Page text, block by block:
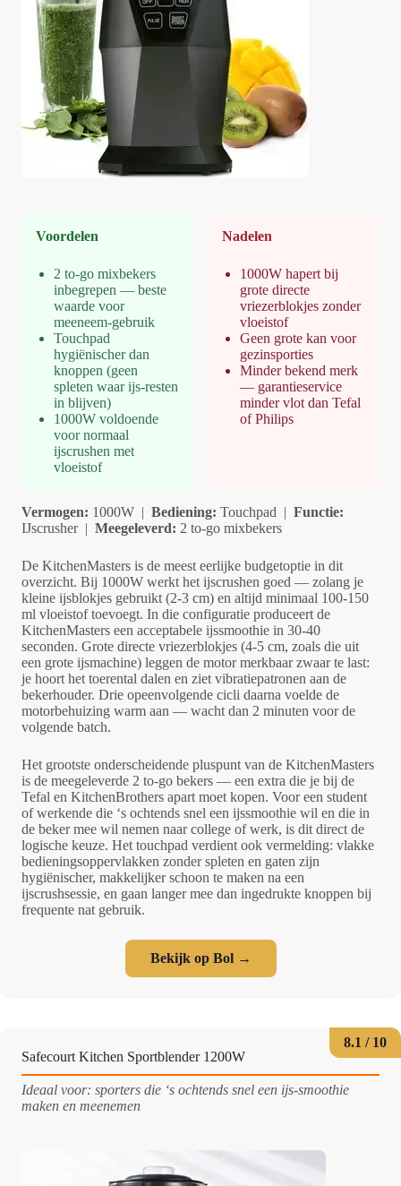
Voordelen
2 to-go mixbekers
inbegrepen — beste
waarde voor
meeneem-gebruik
Touchpad
hygiënischer dan
knoppen (geen
spleten waar ijs-resten
in blijven)
1000W voldoende
voor normaal
ijscrushen met
vloeistof
Nadelen
1000W hapert bij
grote directe
vriezerblokjes zonder
vloeistof
Geen grote kan voor
gezinsporties
Minder bekend merk
— garantieservice
minder vlot dan Tefal
of Philips
Vermogen: 1000W | Bediening: Touchpad | Functie:
IJscrusher | Meegeleverd: 2 to-go mixbekers
De KitchenMasters is de meest eerlijke budgetoptie in dit
overzicht. Bij 1000W werkt het ijscrushen goed — zolang je
kleine ijsblokjes gebruikt (2-3 cm) en altijd minimaal 100-150
ml vloeistof toevoegt. In die configuratie produceert de
KitchenMasters een acceptabele ijssmoothie in 30-40
seconden. Grote directe vriezerblokjes (4-5 cm, zoals die uit
een grote ijsmachine) leggen de motor merkbaar zwaar te last:
je hoort het toerental dalen en ziet vibratiepatronen aan de
bekerhouder. Drie opeenvolgende cicli daarna voelde de
motorbehuizing warm aan — wacht dan 2 minuten voor de
volgende batch.
Het grootste onderscheidende pluspunt van de KitchenMasters
is de meegeleverde 2 to-go bekers — een extra die je bij de
Tefal en KitchenBrothers apart moet kopen. Voor een student
of werkende die ‘s ochtends snel een ijssmoothie wil en die in
de beker mee wil nemen naar college of werk, is dit direct de
logische keuze. Het touchpad verdient ook vermelding: vlakke
bedieningsoppervlakken zonder spleten en gaten zijn
hygiënischer, makkelijker schoon te maken na een
ijscrushsessie, en gaan langer mee dan ingedrukte knoppen bij
frequente nat gebruik.
Bekijk op Bol →
8.1 / 10
Safecourt Kitchen Sportblender 1200W
Ideaal voor: sporters die ‘s ochtends snel een ijs-smoothie
maken en meenemen